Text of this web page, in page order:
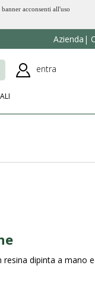
acconsenti all'uso
Azienda
entra
resina dipinta a mano